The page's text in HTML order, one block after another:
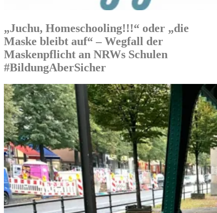
„Juchu, Homeschooling!!!“ oder „die
Maske bleibt auf“ – Wegfall der
Maskenpflicht an NRWs Schulen
#BildungAberSicher